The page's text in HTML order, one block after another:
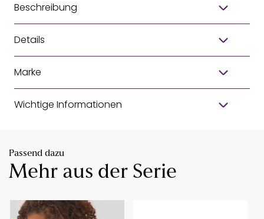
Beschreibung
Details
Marke
Wichtige Informationen
Passend dazu
Mehr aus der Serie